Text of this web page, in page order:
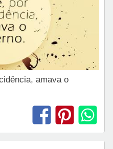
amava o